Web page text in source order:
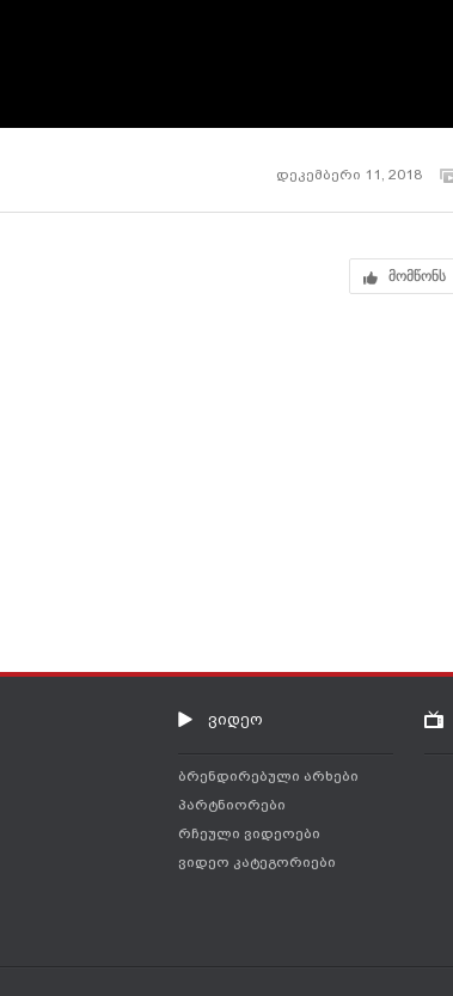
დეკემბერი 11, 2018
მომწონს
ვიდეო
ბრენდირებული არხები
პარტნიორები
რჩეული ვიდეოები
ვიდეო კატეგორიები